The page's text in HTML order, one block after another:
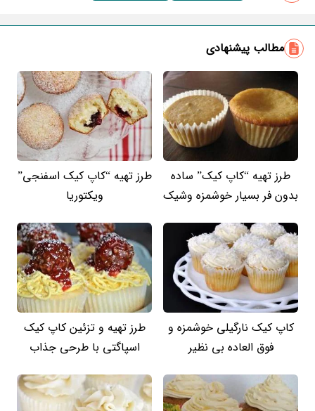
مطالب پیشنهادی
طرز تهیه “کاپ کیک” ساده
بدون فر بسیار خوشمزه وشیک
طرز تهیه “کاپ کیک اسفنجی”
ویکتوریا
کاپ کیک نارگیلی خوشمزه و
فوق العاده بی نظیر
طرز تهیه و تزئین کاپ کیک
اسپاگتی با طرحی جذاب